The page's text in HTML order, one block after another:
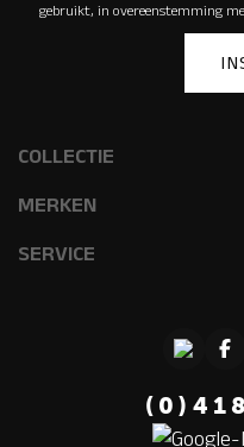
gebruikt, in overeenstemming
COLLECTIE
MERKEN
SERVICE